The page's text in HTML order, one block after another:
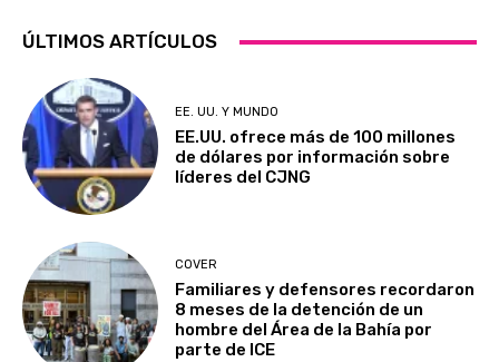
ÚLTIMOS ARTÍCULOS
EE. UU. Y MUNDO
EE.UU. ofrece más de 100 millones
de dólares por información sobre
líderes del CJNG
COVER
Familiares y defensores recordaron
8 meses de la detención de un
hombre del Área de la Bahía por
parte de ICE